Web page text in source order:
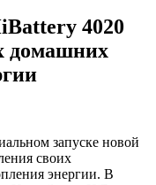
4020
домашних
запуске новой
своих
энергии. В